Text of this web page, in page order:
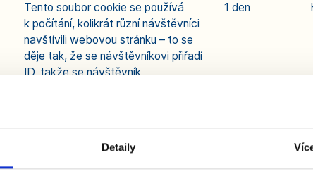
Detaily
Tento soubor cookie se používá
k počítání, kolikrát různí návštěvníci
navštívili webovou stránku – to se
děje tak, že se návštěvníkovi přiřadí
ID, takže se návštěvník
1 den
Tento soubor cookie se používá
k určení, zda návštěvník již navštívil
1 den